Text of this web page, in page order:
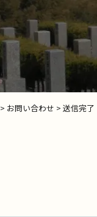
> お問い合わせ > 送信完了